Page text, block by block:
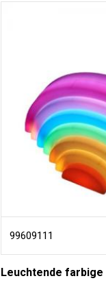
99609111
Leuchtende farbige